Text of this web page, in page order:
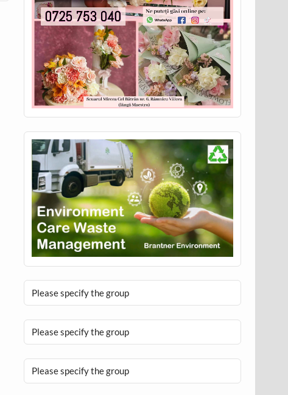
Please specify the group
Please specify the group
Please specify the group